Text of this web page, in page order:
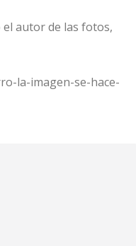
el autor de las fotos,
la-imagen-se-hace-